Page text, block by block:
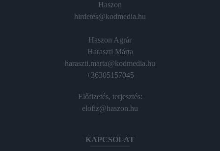
Haszon
hirdetes@kodmedia.hu
Haszon Agrár
Haraszti Márta
haraszti.marta@kodmedia.hu
+36305157045
Előfizetés, terjesztés:
elofiz@haszon.hu
KAPCSOLAT